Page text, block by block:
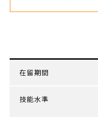
在留期間
技能水準